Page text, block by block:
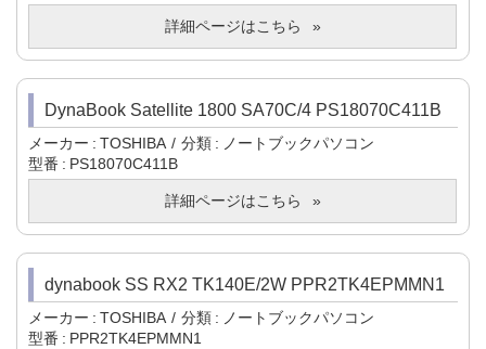
詳細ページはこちら
DynaBook Satellite 1800 SA70C/4 PS18070C411B
メーカー TOSHIBA 分類
ノートブックパソコン
型番
PS18070C411B
詳細ページはこちら
dynabook SS RX2 TK140E/2W PPR2TK4EPMMN1
メーカー TOSHIBA 分類
ノートブックパソコン
型番
PPR2TK4EPMMN1